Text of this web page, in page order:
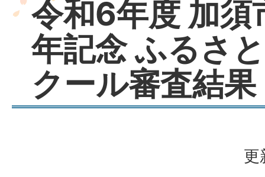
令和6年度 加須
年記念 ふるさ
クール審査結果
更